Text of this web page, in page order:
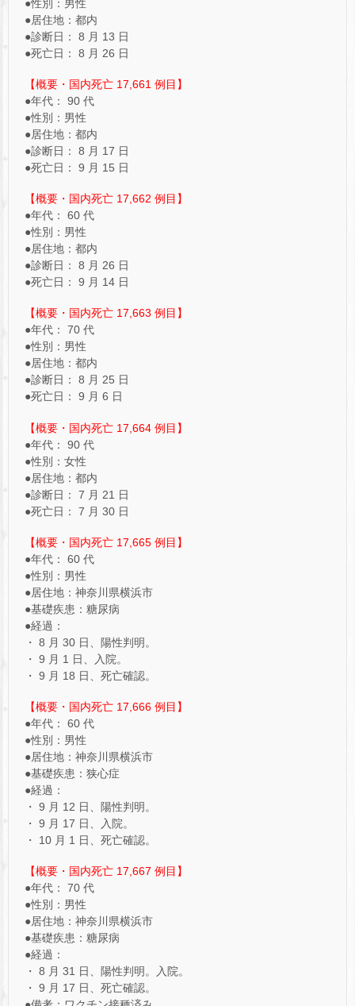
●性別：男性
●居住地：都内
●診断日： 8 月 13 日
●死亡日： 8 月 26 日
【概要・国内死亡 17,661 例目】
●年代： 90 代
●性別：男性
●居住地：都内
●診断日： 8 月 17 日
●死亡日： 9 月 15 日
【概要・国内死亡 17,662 例目】
●年代： 60 代
●性別：男性
●居住地：都内
●診断日： 8 月 26 日
●死亡日： 9 月 14 日
【概要・国内死亡 17,663 例目】
●年代： 70 代
●性別：男性
●居住地：都内
●診断日： 8 月 25 日
●死亡日： 9 月 6 日
【概要・国内死亡 17,664 例目】
●年代： 90 代
●性別：女性
●居住地：都内
●診断日： 7 月 21 日
●死亡日： 7 月 30 日
【概要・国内死亡 17,665 例目】
●年代： 60 代
●性別：男性
●居住地：神奈川県横浜市
●基礎疾患：糖尿病
●経過：
・ 8 月 30 日、陽性判明。
・ 9 月 1 日、入院。
・ 9 月 18 日、死亡確認。
【概要・国内死亡 17,666 例目】
●年代： 60 代
●性別：男性
●居住地：神奈川県横浜市
●基礎疾患：狭心症
●経過：
・ 9 月 12 日、陽性判明。
・ 9 月 17 日、入院。
・ 10 月 1 日、死亡確認。
【概要・国内死亡 17,667 例目】
●年代： 70 代
●性別：男性
●居住地：神奈川県横浜市
●基礎疾患：糖尿病
●経過：
・ 8 月 31 日、陽性判明。入院。
・ 9 月 17 日、死亡確認。